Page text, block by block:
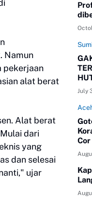
Namun
pekerjaan
alat berat
Alat berat
dari
yang
dan selesai
ujar
July